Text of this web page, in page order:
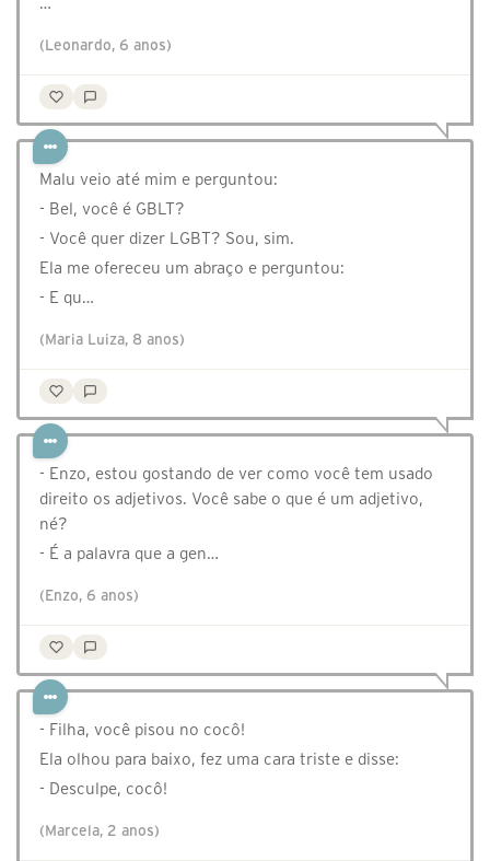
(Leonardo, 6 anos)
Malu veio até mim e perguntou:
- Bel, você é GBLT?
- Você quer dizer LGBT? Sou, sim.
Ela me ofereceu um abraço e perguntou:
- E qu…
(Maria Luiza, 8 anos)
- Enzo, estou gostando de ver como você tem usado
direito os adjetivos. Você sabe o que é um adjetivo,
né?
- É a palavra que a gen…
(Enzo, 6 anos)
- Filha, você pisou no cocô!
Ela olhou para baixo, fez uma cara triste e disse:
- Desculpe, cocô!
(Marcela, 2 anos)